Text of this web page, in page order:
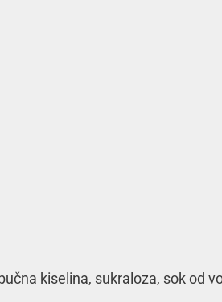
kiselina, sukraloza, sok od